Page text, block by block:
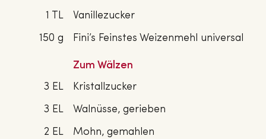
1 TL
Vanillezucker
150 g
Fini’s Feinstes Weizenmehl universal
Zum Wälzen
3 EL
Kristallzucker
3 EL
Walnüsse, gerieben
2 EL
Mohn, gemahlen